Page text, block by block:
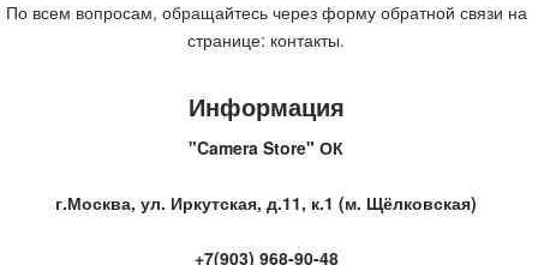
По всем вопросам, обращайтесь через форму обратной связи на
странице: контакты.
Информация
"Camera Store" ОК
г.Москва, ул. Иркутская, д.11, к.1 (м. Щёлковская)
+7(903) 968-90-48